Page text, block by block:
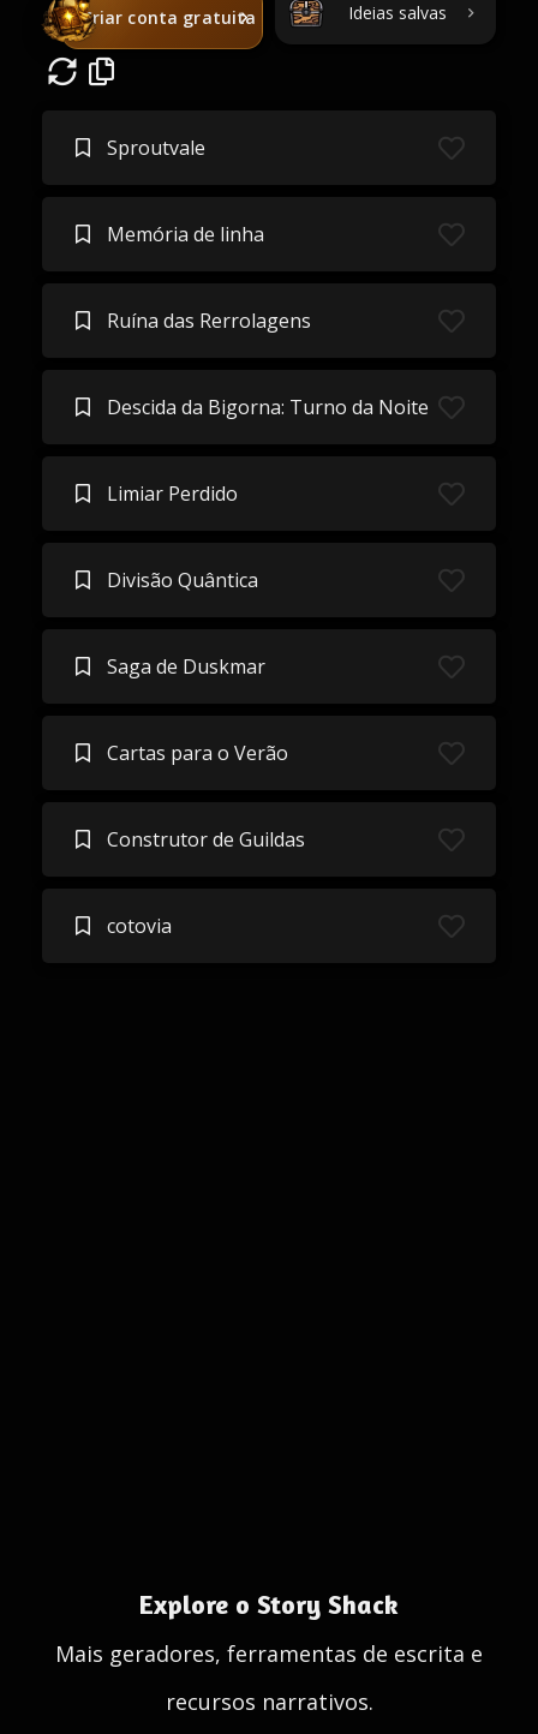
Criar conta gratuita Ideias salvas
Sproutvale
Memória de linha
Ruína das Rerrolagens
Descida da Bigorna: Turno da Noite
Limiar Perdido
Divisão Quântica
Saga de Duskmar
Cartas para o Verão
Construtor de Guildas
cotovia
Explore o Story Shack
Mais geradores, ferramentas de escrita e
recursos narrativos.